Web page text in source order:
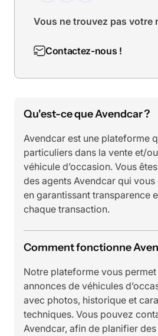
Vous ne trouvez pas votre
Contactez-nous !
Qu'est-ce que Avendcar ?
Avendcar est une plateforme
particuliers dans la vente et/
véhicule d’occasion. Vous
des agents Avendcar qui
en garantissant transparence
chaque transaction.
Comment fonctionne
Notre plateforme vous
annonces de véhicules
avec photos, historique et
techniques. Vous pouvez
Avendcar, afin de planifier